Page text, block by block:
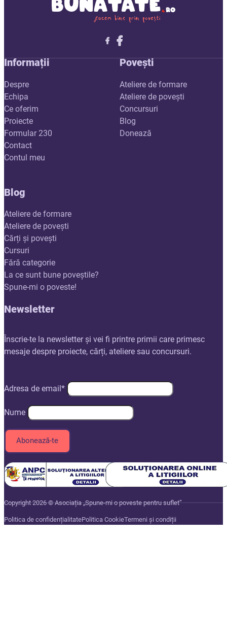
Follow me on X
Follow me on LinkedIn
Follow me on X
Informații
Despre
Echipa
Ce oferim
Proiecte
Formular 230
Contact
Contul meu
Povești
Ateliere de formare
Ateliere de povești
Concursuri
Blog
Donează
Blog
Ateliere de formare
Ateliere de povești
Cărți și povești
Cursuri
Fără categorie
La ce sunt bune poveștile?
Spune-mi o poveste!
Newsletter
Înscrie-te la newsletter și vei fi printre primii care primesc
mesaje despre proiecte, cărți, ateliere sau concursuri.
Adresa de email*
Nume
Copyright 2026 © Asociația „Spune-mi o poveste pentru suflet”
Politica de confidențialitatePolitica CookieTermeni și condiții